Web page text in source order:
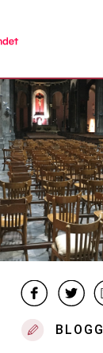
BLOGG